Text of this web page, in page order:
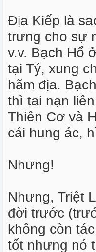
Địa Kiếp là
trưng cho sự
v.v. Bạch Hổ
tại Tý, xung
hãm địa.
thì tai nạn
Thiên Cơ và
cái hung ác,
Nhưng!
Nhưng, Triệt
đời trước
không còn
tốt nhưng nó